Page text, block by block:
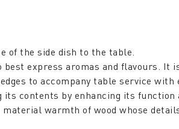
of the side dish to the table.
express aromas and flavours.
to accompany table service with
its contents by enhancing its
warmth of wood whose